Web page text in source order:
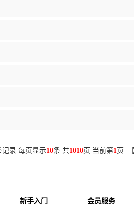
记录 每页显示10条 共1010页 当前第1页
新手入门 会员服务